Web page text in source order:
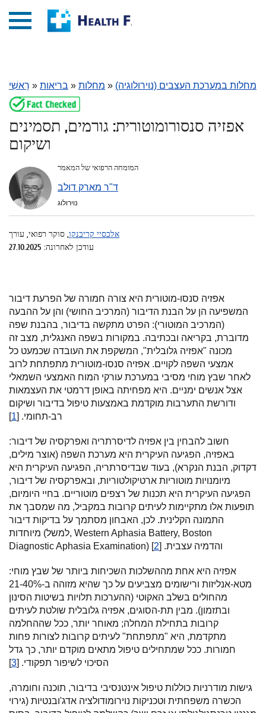
רָאשִׁי » בריאות » מחלות » מחלות במערכת העצבים (נוירולוגיה)
אפזיה סנסורומוטורית: גורמים, תסמינים
ושיקום
המומחה הרפואי של המאמר
ד"ר מארק דולב
נוירולוג
אלכסיי קריבנקו, סוקר רפואי, עורך
עודכן לאחרונה: 27.10.2025
אפזיה סנסו-מוטורית היא צורה חמורה של הפרעת דיבור
המשפיעה הן על הבנת הדיבור (המרכיב החושי) והן על ההבעה
(המרכיב המוטורי): הפרט מתקשה בדיבור, בהבנת שפה
מדוברת, בקריאה ובכתיבה. במקורות בשפה האנגלית, מצב זה
מכונה "אפזיה גלובלית", המשקפת את העובדה שכמעט כל
אמצעי השפה לקויים. אפזיה סנסו-מוטורית מתפתחת לרוב
לאחר שבץ מוחי מסיבי במערכת עורקי המוח האמצעי השמאלי
אצל אנשים ימניים. היא מפחיתה באופן דרמטי את העצמאות
ודורשת התערבות מוקדמת באמצעות טיפול בדיבור ושיקום
רב-תחומי. [1
]
חשוב להבחין בין אפזיה לדיסרתריה ואפרקסיה של דיבור:
באפזיה, הפגיעה העיקרית היא מערכת השפה (אוצר מילים,
דקדוק, הבנת הנקרא), בעוד שבדיסרתריה, הפגיעה העיקרית היא
מיומנויות מוטוריות ארטיקולטוריות, ובאפרקסיה של דיבור,
הפגיעה העיקרית היא תכנות של רצפים מוטוריים. בחיי היומיום,
תופעות אלו מתקיימות לעיתים קרובות במקביל, מה שמסבך את
התמונה הקלינית. לכן, האבחון מסתמך על בדיקות דיבור
מיוחדות (למשל, Western Aphasia Battery, Boston
Diagnostic Aphasia Examination) והדמיה עצבית. [2
]
אפזיה היא אחת מההשלכות השכיחות ביותר של שבץ מוחי:
מטא-אנליזות ורישומים מצביעים על כך שהיא מזוהה ב-21-40%
מהחולים בשלב האקוטי (ההערכות תלויות בשיטות הסינון
ובתזמון). מבין תת-הסוגים, אפזיה גלובלית שולטת לעיתים
קרובות בתחילת המחלה; מאוחר יותר, ככל שההחלמה
מתקדמת, היא "מתפתחת" לעיתים קרובות לצורות פחות
חמורות. ככל שמתחילים טיפול מתאים מוקדם יותר, כך גדל
הסיכוי לשיפור תפקודי. [3
]
גישות מודרניות כוללות טיפול אינטנסיבי בדיבור, תוכנה וחומרה,
הכשרה משפחתית וטכניקות נוירומודולציה אדג'ובנטיות (גירוי